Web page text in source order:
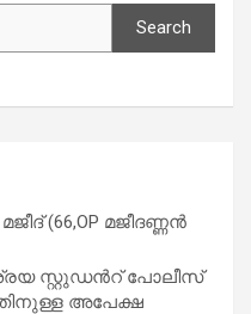
Search
(66,OP മജീദണ്ണൻ
സ്റ്റുഡന്‍റ് പോലീസ്
അപേക്ഷ